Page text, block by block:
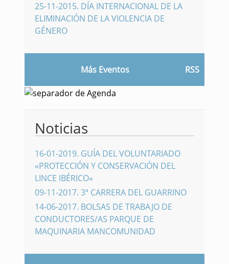
25-11-2015. DÍA INTERNACIONAL DE LA
ELIMINACIÓN DE LA VIOLENCIA DE
GÉNERO
Más Eventos RSS
Noticias
16-01-2019. GUÍA DEL VOLUNTARIADO
«PROTECCIÓN Y CONSERVACIÓN DEL
LINCE IBÉRICO»
09-11-2017. 3ª CARRERA DEL GUARRINO
14-06-2017. BOLSAS DE TRABAJO DE
CONDUCTORES/AS PARQUE DE
MAQUINARIA MANCOMUNIDAD